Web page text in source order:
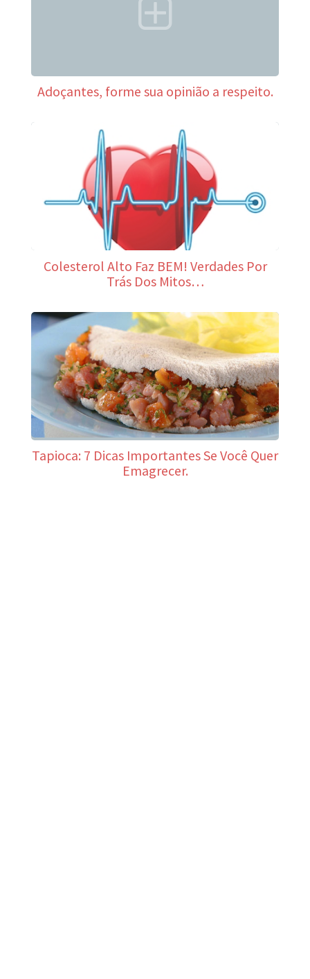
Adoçantes, forme sua opinião a respeito.
Colesterol Alto Faz BEM! Verdades Por
Trás Dos Mitos…
Tapioca: 7 Dicas Importantes Se Você Quer
Emagrecer.